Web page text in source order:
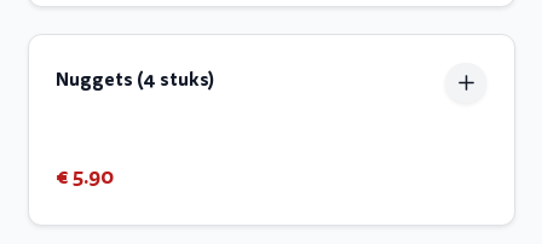
Nuggets (4 stuks)
€ 5.90